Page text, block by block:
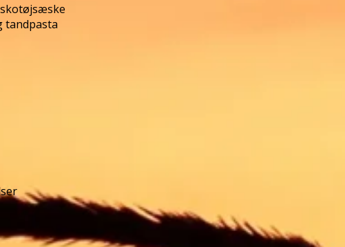
tandpasta